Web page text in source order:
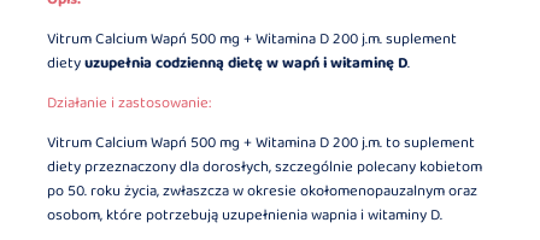
Vitrum Calcium Wapń 500 mg + Witamina D 200 j.m. suplement
dietyuzupełnia codzienną dietę w wapń i witaminę D.
Działanie i zastosowanie:
Vitrum Calcium Wapń 500 mg + Witamina D 200 j.m. to suplement
diety przeznaczony dla dorosłych, szczególnie polecany kobietom
po 50. roku życia, zwłaszcza w okresie okołomenopauzalnym oraz
osobom, które potrzebują uzupełnienia wapnia i witaminy D.